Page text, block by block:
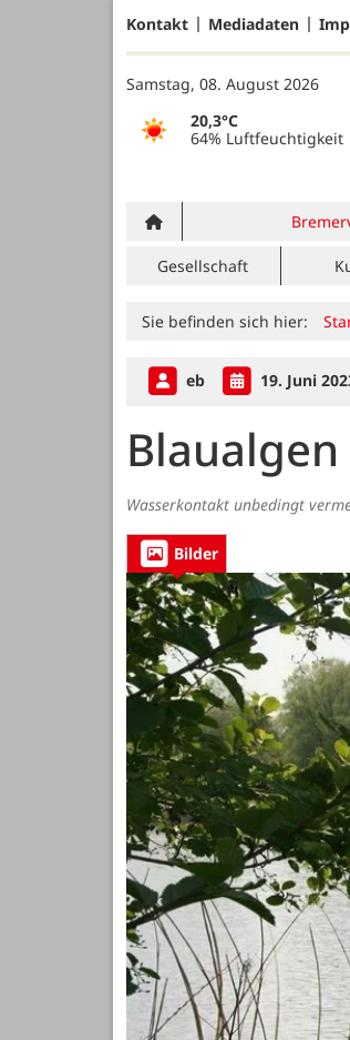
Kontakt Mediadaten
Samstag, 08. August 2026
20,3°C
64% Luftfeuchtigkeit
Gesellschaft
Sie befinden sich hier:
eb 19. Juni
Wasserkontakt unbedingt
Bilder